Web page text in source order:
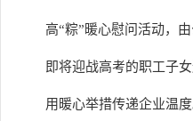
高“粽”暖心慰问活动，
即将迎战高考的职工子
用暖心举措传递企业温度